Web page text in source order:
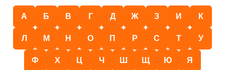
А Б В Г Д Ж З И К
Л М Н О П Р С Т У
Ф Х Ц Ч Ш Щ Ю Я